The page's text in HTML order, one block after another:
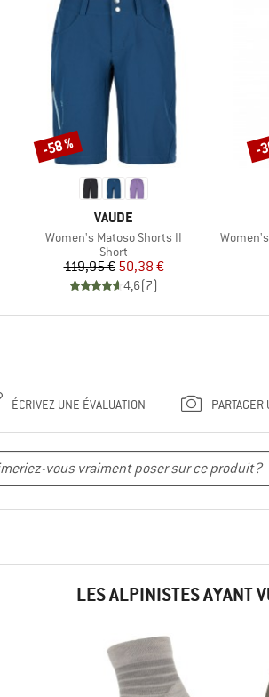
MARQUE
VAUDE
Article
Women's Matoso Shorts II
Product group
Short
Prix
119,95 €Prix réduit
50,38 €
4,6(7)
Remise
-58 %
Article
Women's
-
ÉCRIVEZ UNE ÉVALUATION
LES ALPINISTES AYANT